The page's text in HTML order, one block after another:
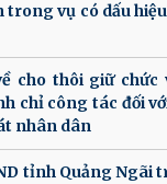
trong vụ có dấu
cho thôi giữ
chỉ công tác đối
nhân dân
tỉnh Quảng Ngãi